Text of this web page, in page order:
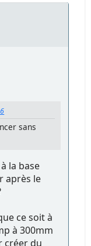
sans
la base
après le
ce soit à
à 300mm
créer du